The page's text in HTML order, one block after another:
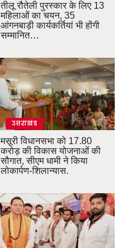
तीलू रौतेली पुरस्कार के लिए 13
महिलाओं का चयन, 35
आंगनबाड़ी कार्यकर्तियां भी होंगी
सम्मानित…
उत्तराखंड
मसूरी विधानसभा को 17.80
करोड़ की विकास योजनाओं की
सौगात, सीएम धामी ने किया
लोकार्पण-शिलान्यास.